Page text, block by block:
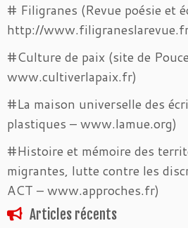
# Filigranes (Revue poésie et
http://
#Culture de paix (site de
www.cultiverlapaix.fr)
#La maison universelle des
plastiques – www.lamue.org)
#Histoire et mémoire des
migrantes, lutte contre les
ACT – www.approches.fr)
Articles récents